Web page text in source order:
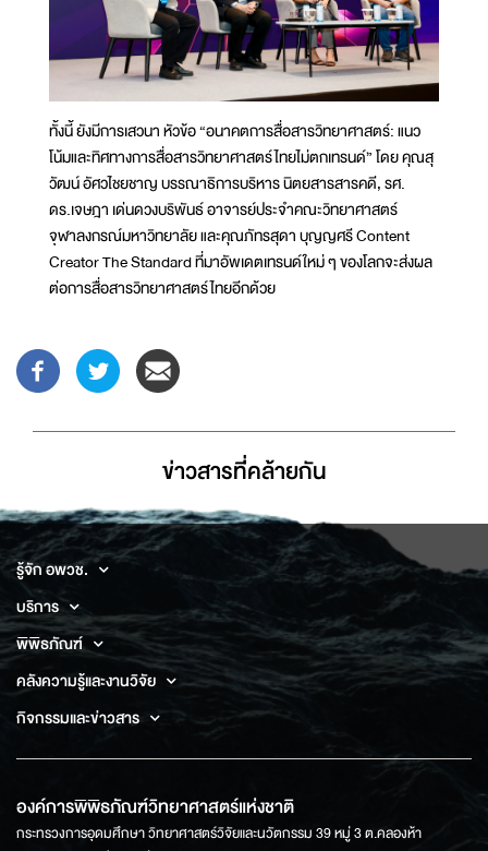
ทั้งนี้ ยังมีการเสวนา หัวข้อ “อนาคตการสื่อสารวิทยาศาสตร์: แนว
โน้มและทิศทางการสื่อสารวิทยาศาสตร์ไทยไม่ตกเทรนด์” โดย คุณสุ
วัฒน์ อัศวไชยชาญ บรรณาธิการบริหาร นิตยสารสารคดี, รศ.
ดร.เจษฎา เด่นดวงบริพันธ์ อาจารย์ประจำคณะวิทยาศาสตร์
จุฬาลงกรณ์มหาวิทยาลัย และคุณภัทรสุดา บุญญศรี Content
Creator The Standard ที่มาอัพเดตเทรนด์ใหม่ ๆ ของโลกจะส่งผล
ต่อการสื่อสารวิทยาศาสตร์ไทยอีกด้วย
ข่าวสารที่่คล้ายกัน
รู้จัก อพวช.
บริการ
พิพิธภัณฑ์
คลังความรู้และงานวิจัย
กิจกรรมและข่าวสาร
องค์การพิพิธภัณฑ์วิทยาศาสตร์แห่งชาติ
กระทรวงการอุดมศึกษา วิทยาศาสตร์วิจัยและนวัตกรรม 39 หมู่ 3 ต.คลองห้า